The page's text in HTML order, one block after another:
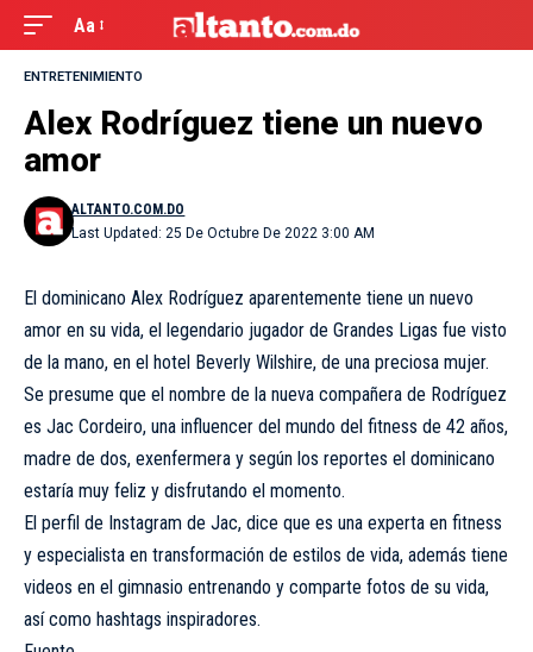
Aa
ENTRETENIMIENTO
Alex Rodríguez tiene un nuevo
amor
Last Updated: 25 De Octubre De 2022 3:00 AM
ALTANTO.COM.DO
El dominicano Alex Rodríguez aparentemente tiene un nuevo
amor en su vida, el legendario jugador de Grandes Ligas fue visto
de la mano, en el hotel Beverly Wilshire, de una preciosa mujer.
Se presume que el nombre de la nueva compañera de Rodríguez
es Jac Cordeiro, una influencer del mundo del fitness de 42 años,
madre de dos, exenfermera y según los reportes el dominicano
estaría muy feliz y disfrutando el momento.
El perfil de Instagram de Jac, dice que es una experta en fitness
y especialista en transformación de estilos de vida, además tiene
videos en el gimnasio entrenando y comparte fotos de su vida,
así como hashtags inspiradores.